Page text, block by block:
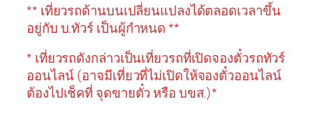
** เที่ยวรถด้านบนเปลี่ยนแปลงได้ตลอดเวลาขึ้น
อยู่กับ บ.ทัวร์ เป็นผู้กำหนด **
* เที่ยวรถดังกล่าวเป็นเที่ยวรถที่เปิดจองตั๋วรถทัวร์
ออนไลน์ (อาจมีเที่ยวที่ไม่เปิดให้จองตั๋วออนไลน์
ต้องไปเช็คที่ จุดขายตั๋ว หรือ บขส.)*